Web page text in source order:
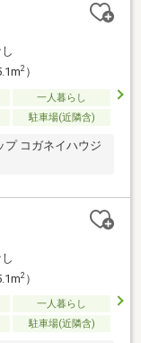
2）
一人暮らし
駐車場(近隣含)
プ コガネイハウジ
2）
一人暮らし
駐車場(近隣含)